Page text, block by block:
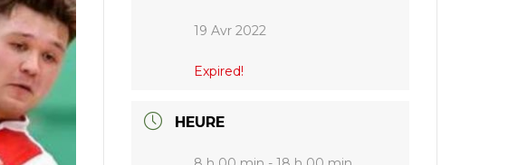
19 Avr 2022
Expired!
HEURE